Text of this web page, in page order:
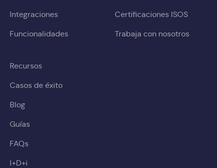
Integraciones
Funcionalidades
Certificaciones ISOS
Trabaja con nosotros
Recursos
Casos de éxito
Blog
Guías
FAQs
I+D+i